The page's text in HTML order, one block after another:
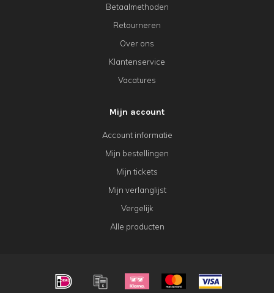
Betaalmethoden
Retourneren
Over ons
Klantenservice
Vacatures
Mijn account
Account informatie
Mijn bestellingen
Mijn tickets
Mijn verlanglijst
Vergelijk
Alle producten